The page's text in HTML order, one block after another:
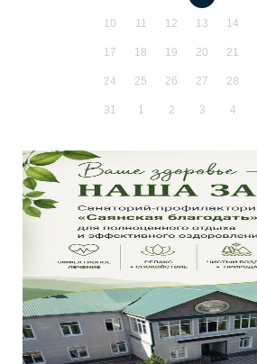
10 11 12 13 14
17 18 19 20 21
24 25 26 27 28
31 1 2 3 4